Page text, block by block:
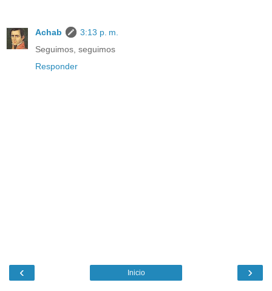
Achab
3:13 p. m.
Seguimos, seguimos
Responder
‹ ›
Inicio